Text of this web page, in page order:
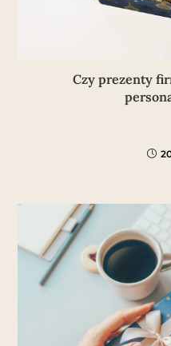
Czy prezenty